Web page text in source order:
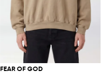
FEAR OF GOD